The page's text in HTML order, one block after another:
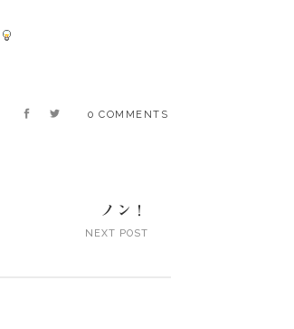
0 COMMENTS
ノン！
NEXT POST